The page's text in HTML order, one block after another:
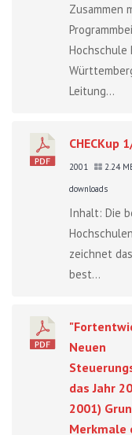
Zusammen
Hochschule
Leitung...
CHECKup
2001
2.24
downloads
Inhalt: Die
zeichnet
best...
Neuen
das Jahr
2001)
Merkmale